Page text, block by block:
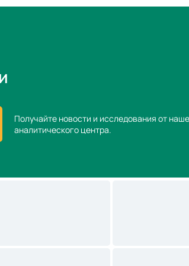
Получайте новости и исследования от
аналитического центра.